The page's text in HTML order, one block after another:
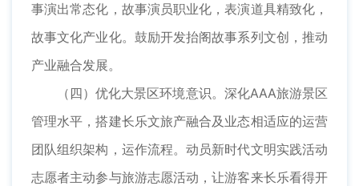
事演出常态化，故事演员职业化，表演道具精致化，
故事文化产业化。鼓励开发抬阁故事系列文创，推动
产业融合发展。
（四）优化大景区环境意识。深化AAA旅游景区
管理水平，搭建长乐文旅产融合及业态相适应的运营
团队组织架构，运作流程。动员新时代文明实践活动
志愿者主动参与旅游志愿活动，让游客来长乐看得开